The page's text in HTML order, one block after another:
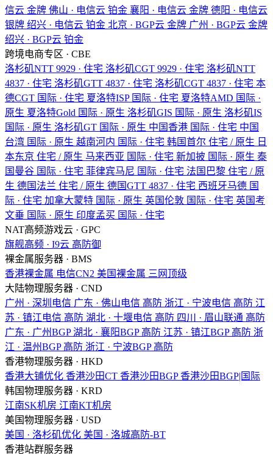
信云 金牌 佛山 · 电信云 铂金 襄阳 · 电信云 金牌 德阳 · 电信云
银牌 绍兴 · 电信云 铂金 北京 · BGP云 金牌 广州 · BGP云 金牌
绍兴 · BGP云 铂金
跨境电商专区 · CBE
洛杉矶NTT 9929 · 住宅 洛杉矶CGT 9929 · 住宅 洛杉矶NTT
4837 · 住宅 洛杉矶GTT 4837 · 住宅 洛杉矶CGT 4837 · 住宅 本
德CGT 国际 · 住宅 夏洛特ISP 国际 · 住宅 夏洛特AMD 国际 ·
原生 夏洛特Gold 国际 · 原生 洛杉矶GIS 国际 · 原生 洛杉矶IS
国际 · 原生 洛杉矶GT 国际 · 原生 中国香港 国际 · 住宅 中国
台湾 国际 · 原生 越南河内 国际 · 住宅 韩国首尔 住宅 / 原生 日
本东京 住宅 / 原生 马来西亚 国际 · 住宅 新加披 国际 · 原生 泰
国曼谷 国际 · 住宅 菲律宾马尼 国际 · 住宅 法国巴黎 住宅 / 原
生 德国法兰 住宅 / 原生 德国GTT 4837 · 住宅 西班牙马德 国
际 · 住宅 加拿大蒙特 国际 · 原生 英国伦敦 国际 · 住宅 英国考
文垂 国际 · 原生 印度孟买 国际 · 住宅
NAT高频游戏云 · GPC
旗舰高频 · I9云 高防御
裸金属服务器 · BMS
香港裸金属 电信CN2 美国裸金属 三网顶级
大陆物理服务器 · CND
广州 · 深圳电信 广东 · 佛山电信 高防 浙江 · 宁波电信 高防 江
苏 · 镇江电信 高防 湖北 · 十堰电信 高防 四川 · 眉山联通 高防
广东 · 广州BGP 湖北 · 襄阳BGP 高防 江苏 · 镇江BGP 高防 浙
江 · 温州BGP 高防 浙江 · 宁波BGP 高防
香港物理服务器 · HKD
香港大铺优化 香港沙田CT 香港沙田BGP 香港沙田BGP|国际
韩国物理服务器 · KRD
江南SK机房 江南KT机房
美国物理服务器 · USD
美国 · 洛杉矶优化 美国 · 洛城高防-BT
香港站群服务器